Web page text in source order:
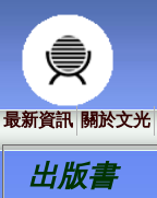
最新資訊 關於文光
出版書